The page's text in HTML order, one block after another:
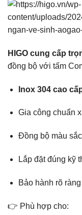
HIGO cung cấp
đồng bộ với tấm
Inox 304 cao
Gia công chuẩn
Đồng bộ màu
Lắp đặt đúng kỹ
Bảo hành rõ ràng
👉 Phù hợp cho: